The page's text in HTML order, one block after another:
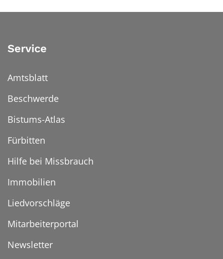
Service
Amtsblatt
Beschwerde
Bistums-Atlas
Fürbitten
Hilfe bei Missbrauch
Immobilien
Liedvorschläge
Mitarbeiterportal
Newsletter